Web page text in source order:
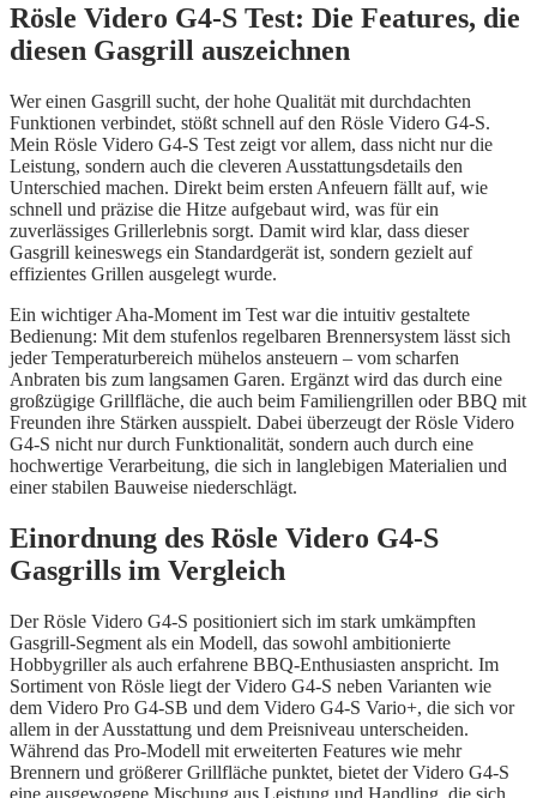
Rösle Videro G4-S Test: Die Features, die
diesen Gasgrill auszeichnen
Wer einen Gasgrill sucht, der hohe Qualität mit durchdachten
Funktionen verbindet, stößt schnell auf den Rösle Videro G4-S.
Mein Rösle Videro G4-S Test zeigt vor allem, dass nicht nur die
Leistung, sondern auch die cleveren Ausstattungsdetails den
Unterschied machen. Direkt beim ersten Anfeuern fällt auf, wie
schnell und präzise die Hitze aufgebaut wird, was für ein
zuverlässiges Grillerlebnis sorgt. Damit wird klar, dass dieser
Gasgrill keineswegs ein Standardgerät ist, sondern gezielt auf
effizientes Grillen ausgelegt wurde.
Ein wichtiger Aha-Moment im Test war die intuitiv gestaltete
Bedienung: Mit dem stufenlos regelbaren Brennersystem lässt sich
jeder Temperaturbereich mühelos ansteuern – vom scharfen
Anbraten bis zum langsamen Garen. Ergänzt wird das durch eine
großzügige Grillfläche, die auch beim Familiengrillen oder BBQ mit
Freunden ihre Stärken ausspielt. Dabei überzeugt der Rösle Videro
G4-S nicht nur durch Funktionalität, sondern auch durch eine
hochwertige Verarbeitung, die sich in langlebigen Materialien und
einer stabilen Bauweise niederschlägt.
Einordnung des Rösle Videro G4-S
Gasgrills im Vergleich
Der Rösle Videro G4-S positioniert sich im stark umkämpften
Gasgrill-Segment als ein Modell, das sowohl ambitionierte
Hobbygriller als auch erfahrene BBQ-Enthusiasten anspricht. Im
Sortiment von Rösle liegt der Videro G4-S neben Varianten wie
dem Videro Pro G4-SB und dem Videro G4-S Vario+, die sich vor
allem in der Ausstattung und dem Preisniveau unterscheiden.
Während das Pro-Modell mit erweiterten Features wie mehr
Brennern und größerer Grillfläche punktet, bietet der Videro G4-S
eine ausgewogene Mischung aus Leistung und Handling, die sich